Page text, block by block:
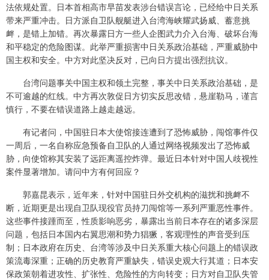
法依规处置。日本首相高市早苗发表涉台错误言论，已经给中日关系
带来严重冲击。日方派自卫队舰艇进入台湾海峡耀武扬威、蓄意挑
衅，是错上加错。再次暴露日方一些人企图武力介入台海、破坏台海
和平稳定的危险图谋。此举严重损害中日关系政治基础，严重威胁中
国主权和安全。中方对此坚决反对，已向日方提出强烈抗议。
台湾问题事关中国主权和领土完整，事关中日关系政治基础，是
不可逾越的红线。中方再次敦促日方切实反思改错，悬崖勒马，谨言
慎行，不要在错误道路上越走越远。
有记者问，中国驻日本大使馆接连遭到了恐怖威胁，闯馆事件仅
一周后，一名自称应急预备自卫队的人通过网络视频发出了恐怖威
胁，向使馆称其安装了远距离遥控炸弹。最近日本针对中国人歧视性
案件显著增加。请问中方有何回应？
郭嘉昆表示，近年来，针对中国驻日外交机构的滋扰和挑衅不
断，近期更是出现自卫队现役官员持刀闯馆等一系列严重恶性事件。
这些事件接踵而至，性质影响恶劣，暴露出当前日本存在的诸多深层
问题，包括日本国内右翼思潮和势力猖獗，客观理性的声音受到压
制；日本政府在历史、台湾等涉及中日关系重大核心问题上的错误政
策流毒深重；正确的历史教育严重缺失，错误史观大行其道；日本安
保政策朝着进攻性、扩张性、危险性的方向转变；日方对自卫队失管